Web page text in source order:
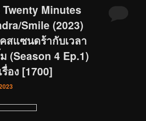
Minutes
Smile (2023)
แซนดร้ากับเวลา
(Season 4 Ep.1)
อง [1700]